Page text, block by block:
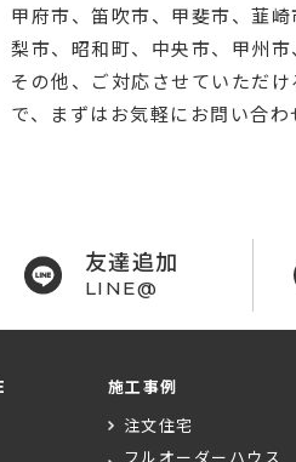
甲府市、笛吹市、甲斐市、韮
梨市、昭和町、中央市、甲州市
その他、ご対応させていただ
で、まずはお気軽にお問い合わ
友達追加
LINE@
施工事例
注文住宅
フルオーダーハウス